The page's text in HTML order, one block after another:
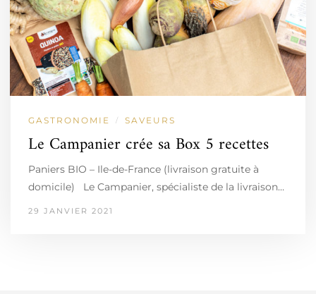
GASTRONOMIE / SAVEURS
Le Campanier crée sa Box 5 recettes
Paniers BIO – Ile-de-France (livraison gratuite à
domicile) Le Campanier, spécialiste de la livraison…
29 JANVIER 2021